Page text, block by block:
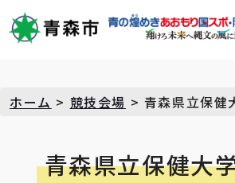
ホーム > 競技会場 > 青森県立保健
青森県立保健大